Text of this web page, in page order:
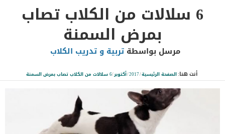
6 سلالات من الكلاب تصاب
بمرض السمنة
مرسل بواسطةتربية و تدريب الكلاب
أنت هنا:الصفحة الرئيسية/
2017
/أكتوبر/6 سلالات من الكلاب تصاب بمرض السمنة